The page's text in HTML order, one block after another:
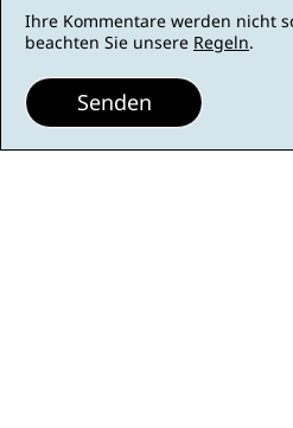
Ihre Kommentare werden nicht
beachten Sie unsere Regeln.
Senden